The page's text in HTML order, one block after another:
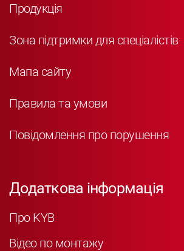
Продукція
Зона підтримки для спеціалістів
Мапа сайту
Правила та умови
Повідомлення про порушення
Додаткова інформація
Про KYB
Відео по монтажу